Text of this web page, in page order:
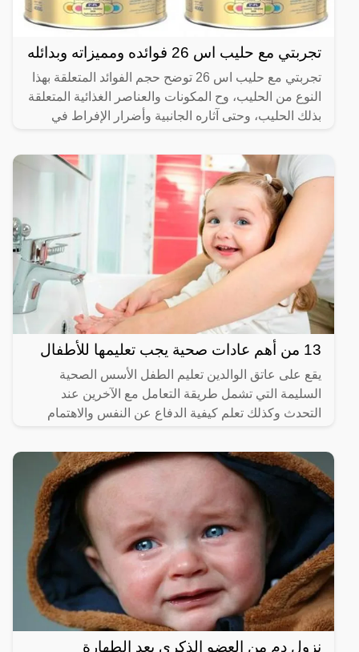
تجربتي مع حليب اس 26 فوائده ومميزاته وبدائله
تجربتي مع حليب اس 26 توضح حجم الفوائد المتعلقة بهذا
النوع من الحليب، وح المكونات والعناصر الغذائية المتعلقة
بذلك الحليب، وحتى آثاره الجانبية وأضرار الإفراط في
13 من أهم عادات صحية يجب تعليمها للأطفال
يقع على عاتق الوالدين تعليم الطفل الأسس الصحية
السليمة التي تشمل طريقة التعامل مع الآخرين عند
التحدث وكذلك تعلم كيفية الدفاع عن النفس والاهتمام
نزول دم من العضو الذكرى بعد الطهارة